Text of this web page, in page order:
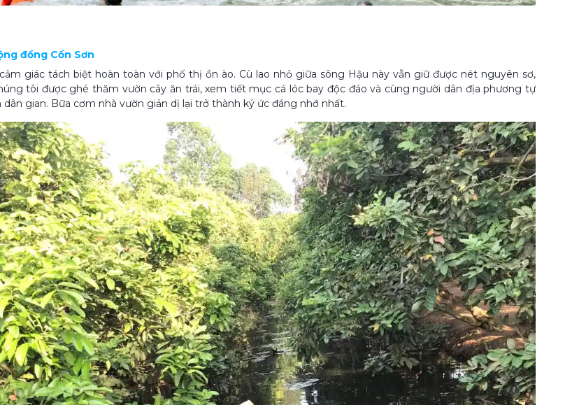
đồng Cồn Sơn
giác tách biệt hoàn toàn với phố thị ồn ào. Cù lao nhỏ giữa sông Hậu này vẫn giữ được nét nguyên sơ,
tôi được ghé thăm vườn cây ăn trái, xem tiết mục cá lóc bay độc đáo và cùng người dân địa phương tự
dân gian. Bữa cơm nhà vườn giản dị lại trở thành ký ức đáng nhớ nhất.